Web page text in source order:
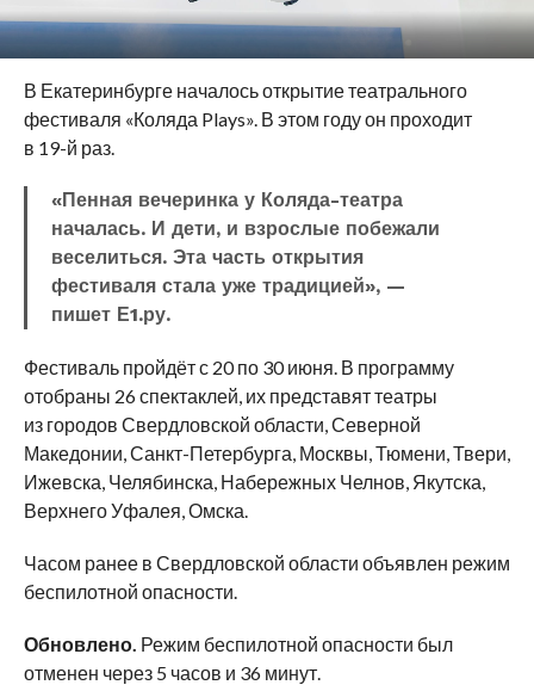
В Екатеринбурге началось открытие театрального
фестиваля «Коляда Plays». В этом году он проходит
в 19-й раз.
«Пенная вечеринка у Коляда-театра
началась. И дети, и взрослые побежали
веселиться. Эта часть открытия
фестиваля стала уже традицией», —
пишет Е1.ру.
Фестиваль пройдёт с 20 по 30 июня. В программу
отобраны 26 спектаклей, их представят театры
из городов Свердловской области, Северной
Македонии, Санкт-Петербурга, Москвы, Тюмени, Твери,
Ижевска, Челябинска, Набережных Челнов, Якутска,
Верхнего Уфалея, Омска.
Часом ранее в Свердловской области объявлен режим
беспилотной опасности.
Обновлено. Режим беспилотной опасности был
отменен через 5 часов и 36 минут.